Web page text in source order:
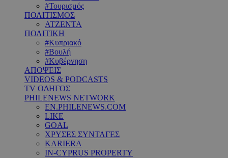
#Τουρισμός
ΠΟΛΙΤΙΣΜΟΣ
ΑΤΖΕΝΤΑ
ΠΟΛΙΤΙΚΗ
#Κυπριακό
#Βουλή
#Κυβέρνηση
ΑΠΟΨΕΙΣ
VIDEOS & PODCASTS
TV ΟΔΗΓΟΣ
PHILENEWS NETWORK
EN.PHILENEWS.COM
LIKE
GOAL
ΧΡΥΣΕΣ ΣΥΝΤΑΓΕΣ
KARIERA
IN-CYPRUS PROPERTY